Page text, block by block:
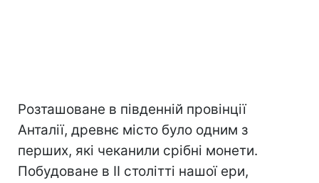
Розташоване в південній провінції
Анталії, древнє місто було одним з
перших, які чеканили срібні монети.
Побудоване в II столітті нашої ери,